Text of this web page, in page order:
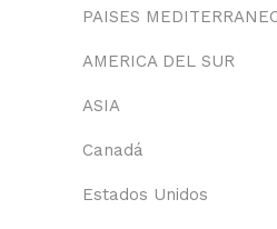
PAISES
AMERICA DEL SUR
ASIA
Canadá
Estados Unidos